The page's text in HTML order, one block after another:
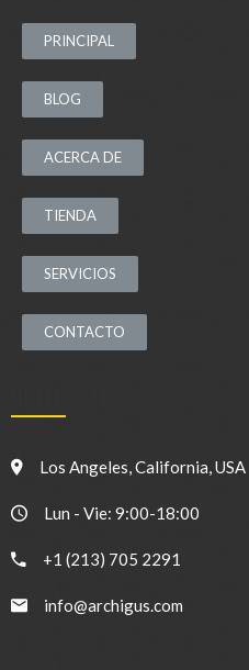
PRINCIPAL
BLOG
ACERCA DE
TIENDA
SERVICIOS
CONTACTO
Los Angeles, California, USA
Lun - Vie: 9:00-18:00
+1 (213) 705 2291
info@archigus.com